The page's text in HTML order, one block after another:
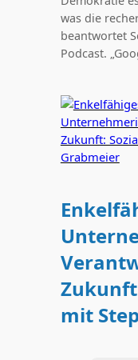
was die
beantwortet
Podcast.
mit